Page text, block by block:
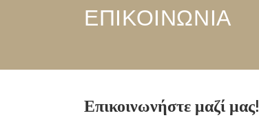
ΕΠΙΚΟΙΝΩΝΙΑ
Επικοινωνήστε μαζί μας!